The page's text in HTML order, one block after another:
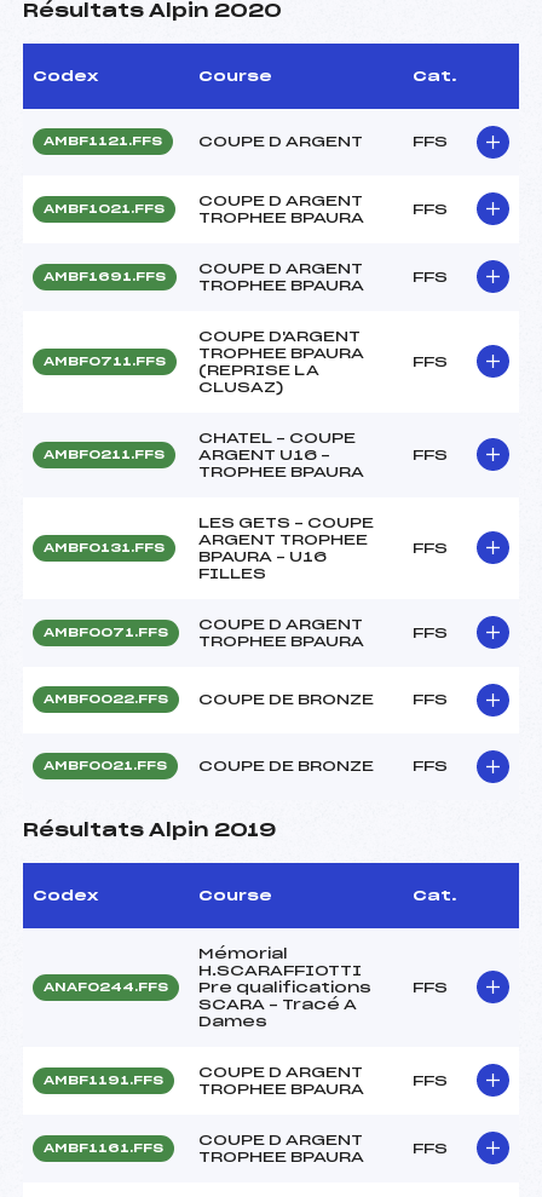
Résultats Alpin 2020
Codex Course Cat.
AMBF1121.FFS COUPE D ARGENT FFS
AMBF1021.FFS
COUPE D ARGENT
TROPHEE BPAURA
FFS
AMBF1691.FFS
COUPE D ARGENT
TROPHEE BPAURA
FFS
AMBF0711.FFS
COUPE D'ARGENT
TROPHEE BPAURA
(REPRISE LA
CLUSAZ)
FFS
AMBF0211.FFS
CHATEL – COUPE
ARGENT U16 –
TROPHEE BPAURA
FFS
AMBF0131.FFS
LES GETS – COUPE
ARGENT TROPHEE
BPAURA – U16
FILLES
FFS
AMBF0071.FFS
COUPE D ARGENT
TROPHEE BPAURA
FFS
AMBF0022.FFS COUPE DE BRONZE FFS
AMBF0021.FFS COUPE DE BRONZE FFS
Résultats Alpin 2019
Codex Course Cat.
ANAF0244.FFS
Mémorial
H.SCARAFFIOTTI
Pre qualifications
SCARA – Tracé A
Dames
FFS
AMBF1191.FFS
COUPE D ARGENT
TROPHEE BPAURA
FFS
AMBF1161.FFS
COUPE D ARGENT
TROPHEE BPAURA
FFS